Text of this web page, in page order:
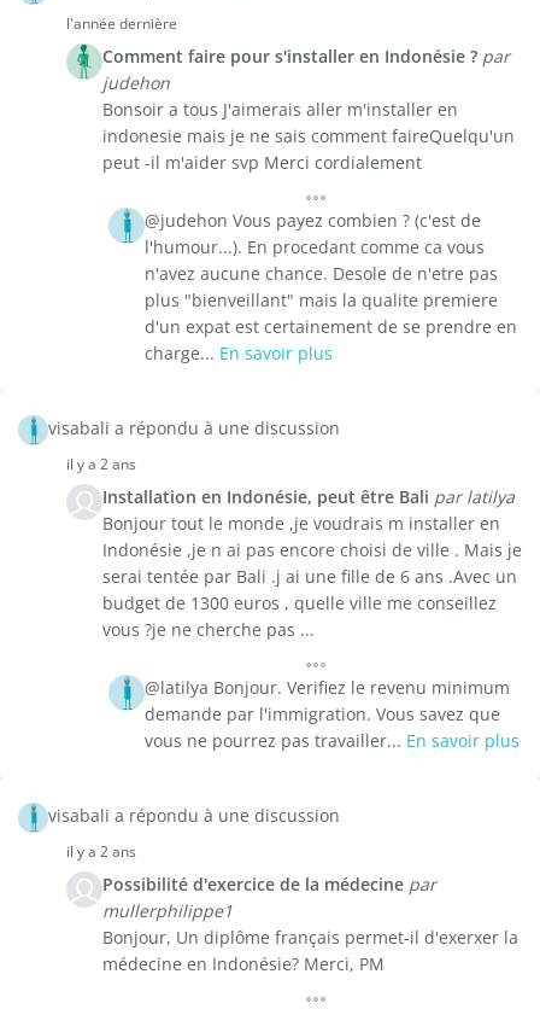
l'année dernière
Comment faire pour s'installer en Indonésie ? par
judehon
Bonsoir a tous J'aimerais aller m'installer en
indonesie mais je ne sais comment faireQuelqu'un
peut -il m'aider svp Merci cordialement
@judehon Vous payez combien ? (c'est de
l'humour...). En procedant comme ca vous
n'avez aucune chance. Desole de n'etre pas
plus "bienveillant" mais la qualite premiere
d'un expat est certainement de se prendre en
charge... En savoir plus
visabali a répondu à une discussion
il y a 2 ans
Installation en Indonésie, peut être Bali par latilya
Bonjour tout le monde ,je voudrais m installer en
Indonésie ,je n ai pas encore choisi de ville . Mais je
serai tentée par Bali .j ai une fille de 6 ans .Avec un
budget de 1300 euros , quelle ville me conseillez
vous ?je ne cherche pas ...
@latilya Bonjour. Verifiez le revenu minimum
demande par l'immigration. Vous savez que
vous ne pourrez pas travailler... En savoir plus
visabali a répondu à une discussion
il y a 2 ans
Possibilité d'exercice de la médecine par
mullerphilippe1
Bonjour, Un diplôme français permet-il d'exerxer la
médecine en Indonésie? Merci, PM